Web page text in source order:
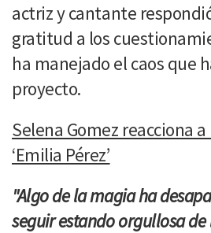
actriz y cantante
gratitud a los
ha manejado el caos que
proyecto.
Selena Gomez reacciona
‘Emilia Pérez’
"Algo de la magia ha
seguir estando orgullosa de